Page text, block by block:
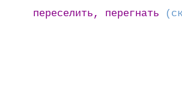
переселить, перегнать